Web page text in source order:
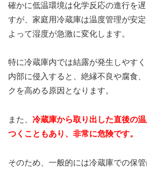
確かに低温環境は化学反応の進行を
すが、家庭用冷蔵庫は温度管理が安
よって湿度が急激に変化します。
特に冷蔵庫内では結露が発生しやす
内部に侵入すると、絶縁不良や腐食
クを高める原因となります。
また、 冷蔵庫から取り出した直後の
つくこともあり、非常に危険です。
そのため、一般的には冷蔵庫での保